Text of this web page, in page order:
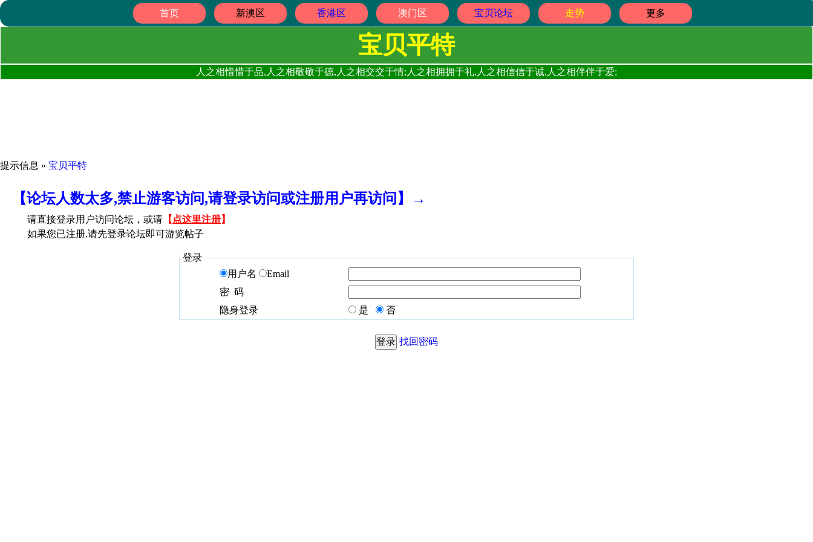
首页 新澳区 香港区 澳门区 宝贝论坛 走势 更多
宝贝平特
人之相惜惜于品,人之相敬敬于德,人之相交交于情;人之相拥拥于礼,人之相信信于诚,人之相伴伴于爱;
提示信息 » 宝贝平特
【论坛人数太多,禁止游客访问,请登录访问或注册用户再访问】→
请直接登录用户访问论坛，或请 【 点这里注册】
如果您已注册,请先登录论坛即可游览帖子
登录
用户名
Email
密 码
隐身登录
是 否
找回密码